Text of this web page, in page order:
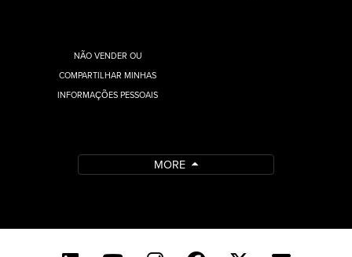
NÃO VENDER OU
COMPARTILHAR MINHAS
INFORMAÇÕES PESSOAIS
MORE